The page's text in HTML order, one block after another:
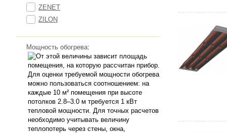
ZENET
ZILON
Мощность обогрева: